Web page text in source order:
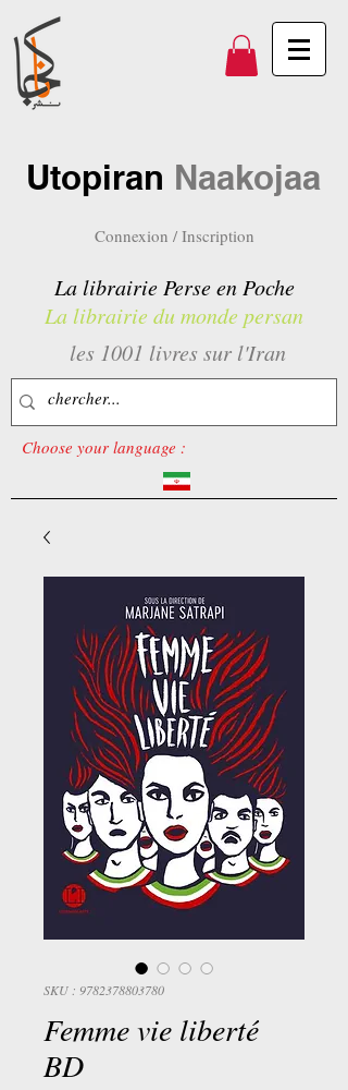
Utopiran Naakojaa
Connexion / Inscription
La librairie Perse en Poche
La librairie du monde persan
les 1001 livres sur l'Iran
Choose your language :
SKU : 9782378803780
Femme vie liberté
BD